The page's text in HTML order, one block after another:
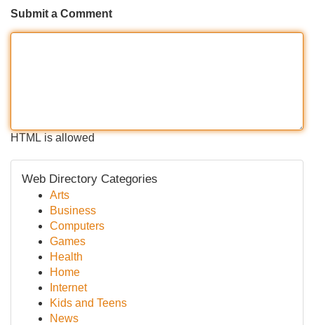
Submit a Comment
HTML is allowed
Web Directory Categories
Arts
Business
Computers
Games
Health
Home
Internet
Kids and Teens
News